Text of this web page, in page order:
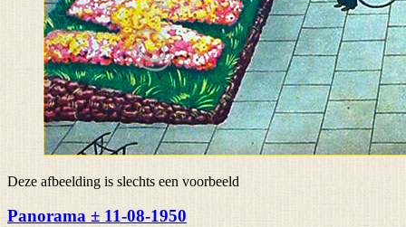
Deze afbeelding is slechts een voorbeeld
Panorama ± 11-08-1950